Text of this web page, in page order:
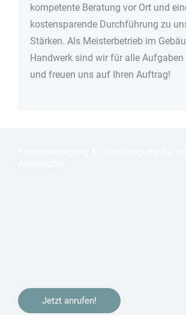
kompetente Beratung vor Ort und
kostensparende Durchführung zu
Stärken. Als Meisterbetrieb im
Handwerk sind wir für alle
und freuen uns auf Ihren Auftrag!
Jetzt anrufen!